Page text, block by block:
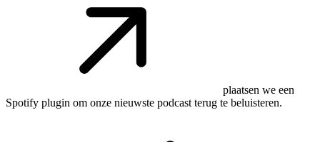
plaatsen we een
Spotify plugin om onze nieuwste podcast terug te beluisteren.